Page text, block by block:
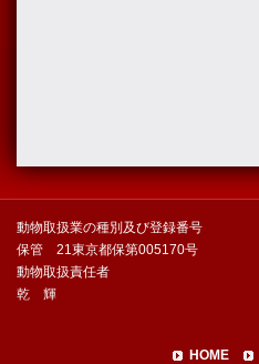
動物取扱業の種別及び登録番号
保管 21東京都保第005170号
動物取扱責任者
乾 輝
HOME